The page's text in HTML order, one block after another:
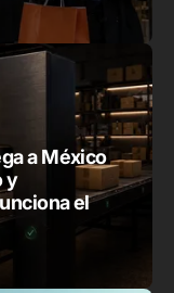
a México
y
el